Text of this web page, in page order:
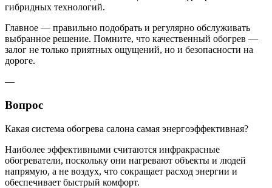
гибридных технологий.
Главное — правильно подобрать и регулярно обслуживать
выбранное решение. Помните, что качественный обогрев —
залог не только приятных ощущений, но и безопасности на
дороге.
—
Вопрос
Какая система обогрева салона самая энергоэффективная?
Наиболее эффективными считаются инфракрасные
обогреватели, поскольку они нагревают объекты и людей
напрямую, а не воздух, что сокращает расход энергии и
обеспечивает быстрый комфорт.